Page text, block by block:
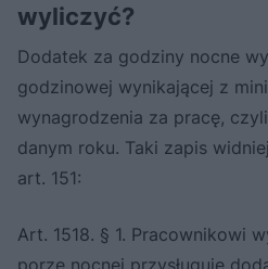
wyliczyć?
Dodatek za godziny nocne
godzinowej wynikającej z
wynagrodzenia za pracę,
danym roku. Taki zapis
art. 151:
Art. 1518. § 1. Pracownikowi
porze nocnej przysługuje